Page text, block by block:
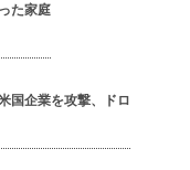
た家庭
国企業を攻撃、ドロ